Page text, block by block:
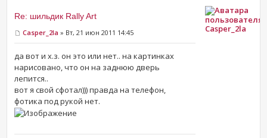
Re: шильдик Rally Art
Casper_2la » Вт, 21 июн 2011 14:45
да вот и х.з. он это или нет.. на картинках
нарисовано, что он на заднюю дверь
лепится..
вот я свой сфотал))) правда на телефон,
фотика под рукой нет.
Casper_2la